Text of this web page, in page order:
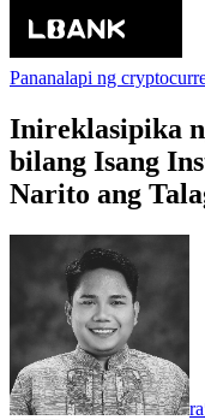
Pananalapi ng
Inireklasipika
bilang Isang
Narito ang